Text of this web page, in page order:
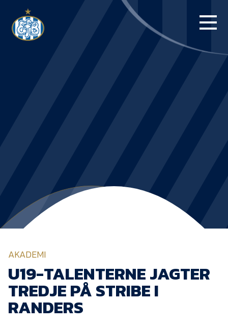
BLUE WATER
NYHEDER
Om Esbjerg fB
AKADEMI
U19-TALENTERNE JAGTER
TREDJE PÅ STRIBE I
RANDERS